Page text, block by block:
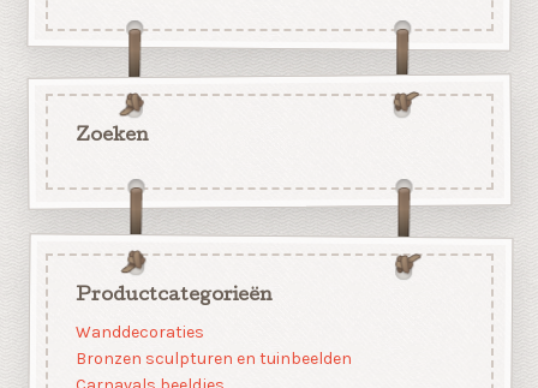
Zoeken
Productcategorieën
Wanddecoraties
Bronzen sculpturen en tuinbeelden